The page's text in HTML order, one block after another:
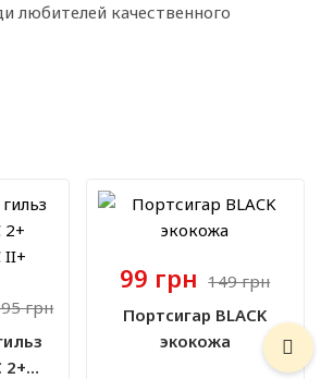
любителей качественного
грн
2+
99 грн 149 грн
Портсигар BLACK
экокожа